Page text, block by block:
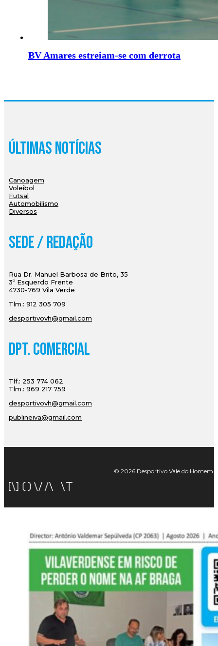
BV Amares estreiam-se com derrota
Últimas Notícias
Canoagem
Voleibol
Futsal
Automobilismo
Diversos
Sede / Redação
Rua Dr. Manuel Barbosa de Brito, 35
3º Esquerdo Frente
4730-769 Vila Verde
Tlm.: 912 305 709
desportivovh@gmail.com
Dpt. Comercial
Tlf.: 253 774 062
Tlm.: 969 217 759
desportivovh@gmail.com
publineiva@gmail.com
© 2026 Desportivo Vale do Homem.